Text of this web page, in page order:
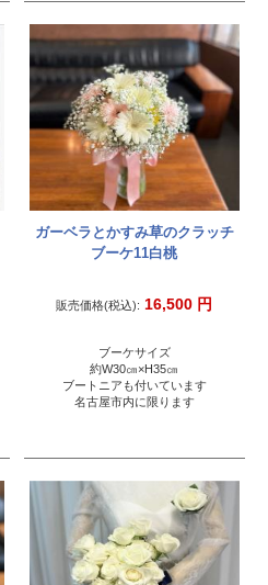
ガーベラとかすみ草のクラッチ
ブーケ11白桃
販売価格(税込): 16,500 円
ブーケサイズ
約W30㎝×H35㎝
ブートニアも付いています
名古屋市内に限ります